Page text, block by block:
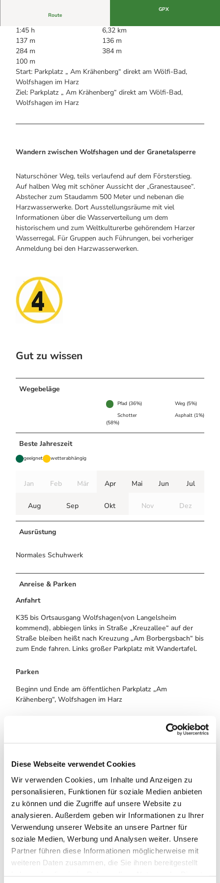
Diese Webseite verwendet Cookies
Wir verwenden Cookies, um Inhalte und Anzeigen zu
personalisieren, Funktionen für soziale Medien anbieten
zu können und die Zugriffe auf unsere Website zu
analysieren. Außerdem geben wir Informationen zu Ihrer
Verwendung unserer Website an unsere Partner für
soziale Medien, Werbung und Analysen weiter. Unsere
Partner führen diese Informationen möglicherweise mit
weiteren Daten zusammen, die Sie ihnen bereitgestellt
Noch lange nicht Schicht im Schacht
Die Eisflüsterer: Harzer Falken
Wanderführer Jörg Kühnhold
Webcams
Kulinarik
Einkaufen
Webcams
Route
GPX
1:45 h
6,32 km
137 m
136 m
284 m
384 m
100 m
Start: Parkplatz „ Am Krähenberg“ direkt am Wölfi-Bad,
Wolfshagen im Harz
Ziel: Parkplatz „ Am Krähenberg“ direkt am Wölfi-Bad,
Wolfshagen im Harz
Wandern zwischen Wolfshagen und der Granetalsperre
Naturschöner Weg, teils verlaufend auf dem Försterstieg.
Auf halben Weg mit schöner Aussicht der „Granestausee“.
Abstecher zum Staudamm 500 Meter und nebenan die
Harzwasserwerke. Dort Ausstellungsräume mit viel
Informationen über die Wasserverteilung um dem
historischem und zum Weltkulturerbe gehörendem Harzer
Wasserregal. Für Gruppen auch Führungen, bei vorheriger
Anmeldung bei den Harz­wasserwerken.
Gut zu wissen
Wegebeläge
Pfad (36%)
Weg (5%)
Schotter
(58%)
Asphalt (1%)
Beste Jahreszeit
geeignet wetterabhängig
Jan Feb Mär Apr Mai Jun Jul
Aug Sep Okt Nov Dez
Ausrüstung
Normales Schuhwerk
Anreise & Parken
Anfahrt
K35 bis Ortsausgang Wolfshagen(von Langelsheim
kommend), abbiegen links in Straße „Kreuzallee“ auf der
Straße bleiben heißt nach Kreuzung „Am Borbergsbach“ bis
zum Ende fahren. Links großer Parkplatz mit Wandertafel.
Parken
Beginn und Ende am öffentlichen Parkplatz „Am
Krähenberg“, Wolfshagen im Harz
Weitere Infos / Links
Tourist-Information
Im Tölletal 21
38685 Wolfshagen im Harz
Tel. 05326 4088
info@wolfshagen.de
www.wolfshagen.de
www.harzklub-wolfshagen.de